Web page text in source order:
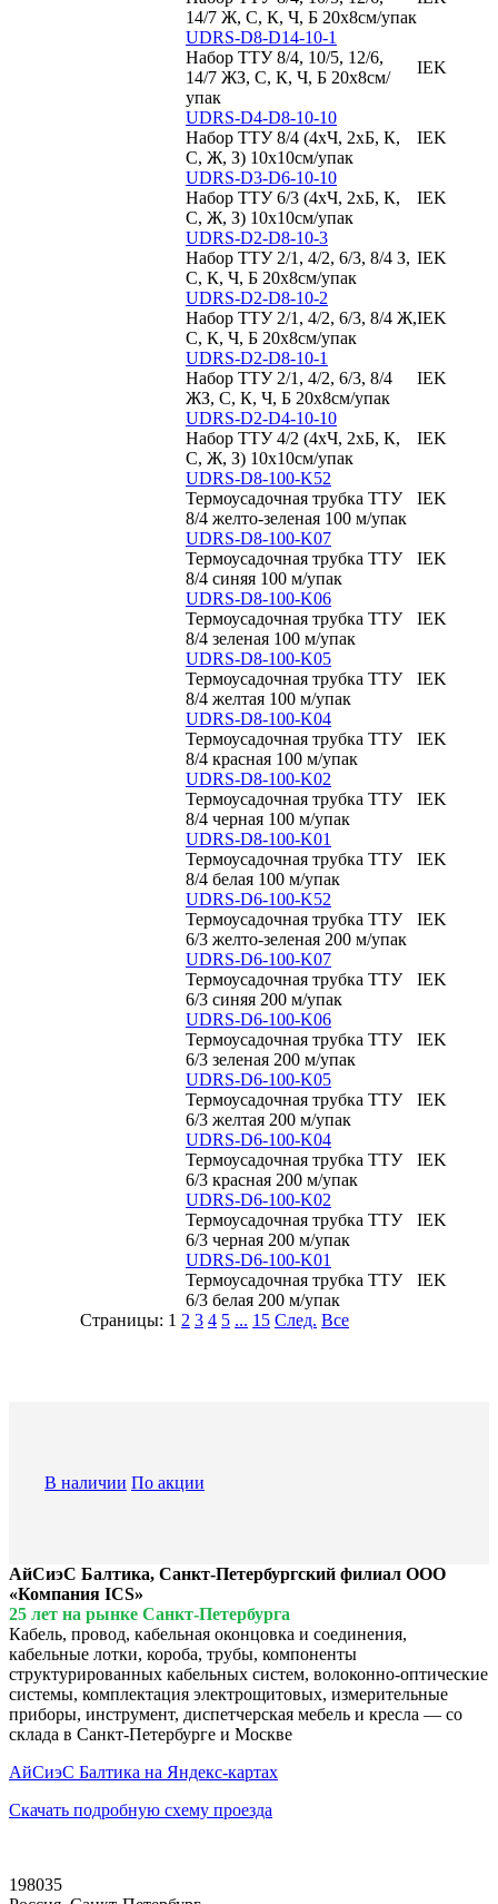
14/7 Ж, С, К, Ч, Б 20х8см/упак
UDRS-D8-D14-10-1
Набор ТТУ 8/4, 10/5, 12/6,
14/7 ЖЗ, С, К, Ч, Б 20х8см/
упак
IEK
UDRS-D4-D8-10-10
Набор ТТУ 8/4 (4хЧ, 2хБ, К,
С, Ж, З) 10х10см/упак
IEK
UDRS-D3-D6-10-10
Набор ТТУ 6/3 (4хЧ, 2хБ, К,
С, Ж, З) 10х10см/упак
IEK
UDRS-D2-D8-10-3
Набор ТТУ 2/1, 4/2, 6/3, 8/4 З,
С, К, Ч, Б 20х8см/упак
IEK
UDRS-D2-D8-10-2
Набор ТТУ 2/1, 4/2, 6/3, 8/4 Ж,
С, К, Ч, Б 20х8см/упак
IEK
UDRS-D2-D8-10-1
Набор ТТУ 2/1, 4/2, 6/3, 8/4
ЖЗ, С, К, Ч, Б 20х8см/упак
IEK
UDRS-D2-D4-10-10
Набор ТТУ 4/2 (4хЧ, 2хБ, К,
С, Ж, З) 10х10см/упак
IEK
UDRS-D8-100-K52
Термоусадочная трубка ТТУ
8/4 желто-зеленая 100 м/упак
IEK
UDRS-D8-100-K07
Термоусадочная трубка ТТУ
8/4 синяя 100 м/упак
IEK
UDRS-D8-100-K06
Термоусадочная трубка ТТУ
8/4 зеленая 100 м/упак
IEK
UDRS-D8-100-K05
Термоусадочная трубка ТТУ
8/4 желтая 100 м/упак
IEK
UDRS-D8-100-K04
Термоусадочная трубка ТТУ
8/4 красная 100 м/упак
IEK
UDRS-D8-100-K02
Термоусадочная трубка ТТУ
8/4 черная 100 м/упак
IEK
UDRS-D8-100-K01
Термоусадочная трубка ТТУ
8/4 белая 100 м/упак
IEK
UDRS-D6-100-K52
Термоусадочная трубка ТТУ
6/3 желто-зеленая 200 м/упак
IEK
UDRS-D6-100-K07
Термоусадочная трубка ТТУ
6/3 синяя 200 м/упак
IEK
UDRS-D6-100-K06
Термоусадочная трубка ТТУ
6/3 зеленая 200 м/упак
IEK
UDRS-D6-100-K05
Термоусадочная трубка ТТУ
6/3 желтая 200 м/упак
IEK
UDRS-D6-100-K04
Термоусадочная трубка ТТУ
6/3 красная 200 м/упак
IEK
UDRS-D6-100-K02
Термоусадочная трубка ТТУ
6/3 черная 200 м/упак
IEK
UDRS-D6-100-K01
Термоусадочная трубка ТТУ
6/3 белая 200 м/упак
IEK
Страницы: 1 2 3 4 5 ... 15 След. Все
В наличии По акции
АйСиэС Балтика, Санкт-Петербургский филиал ООО
«Компания ICS»
25 лет на рынке Санкт-Петербурга
Кабель, провод, кабельная оконцовка и соединения,
кабельные лотки, короба, трубы, компоненты
структурированных кабельных систем, волоконно-оптические
системы, комплектация электрощитовых, измерительные
приборы, инструмент, диспетчерская мебель и кресла — со
склада в Санкт-Петербурге и Москве
АйСиэС Балтика на Яндекс-картах
Скачать подробную схему проезда
198035